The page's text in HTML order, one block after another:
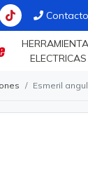
ELECTRICAS
Esmeril